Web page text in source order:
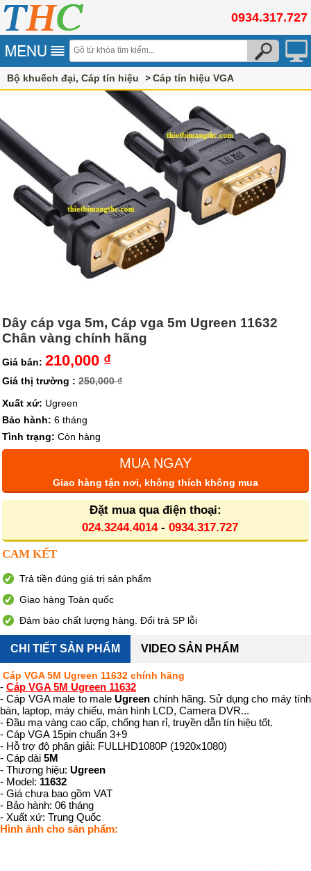
0934.317.727
Bộ khuếch đại, Cáp tín hiệu Cáp tín hiệu VGA
Dây cáp vga 5m, Cáp vga 5m Ugreen 11632
Chân vàng chính hãng
Giá bán: 210,000 ₫
Giá thị trường : 250,000 ₫
Xuất xứ: Ugreen
Bảo hành: 6 tháng
Tình trạng: Còn hàng
MUA NGAY
Giao hàng tận nơi, không thích không mua
Đặt mua qua điện thoại:
024.3244.4014- 0934.317.727
CAM KẾT
Trả tiền đúng giá trị sản phẩm
Giao hàng Toàn quốc
Đảm bảo chất lượng hàng. Đổi trả SP lỗi
CHI TIẾT SẢN PHẨM VIDEO SẢN PHẨM
Cáp VGA 5M Ugreen 11632 chính hãng
- Cáp VGA 5M Ugreen 11632
- Cáp VGA male to maleUgreen chính hãng. Sử dụng cho máy tính
bàn, laptop, máy chiếu, màn hình LCD, Camera DVR...
- Đầu mạ vàng cao cấp, chống han rỉ, truyền dẫn tín hiệu tốt.
- Cáp VGA 15pin chuẩn 3+9
- Hỗ trợ độ phân giải: FULLHD1080P (1920x1080)
- Cáp dài 5M
- Thương hiệu: Ugreen
- Model: 11632
- Giá chưa bao gồm VAT
- Bảo hành: 06 tháng
- Xuất xứ: Trung Quốc
Hình ảnh cho sản phẩm: